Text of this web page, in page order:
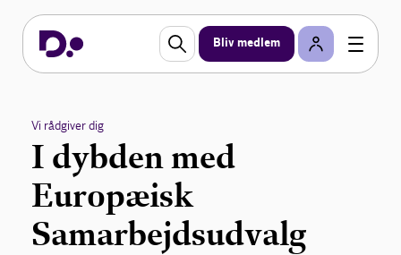
Bliv medlem
Vi rådgiver dig
I dybden med
Europæisk
Samarbejdsudvalg